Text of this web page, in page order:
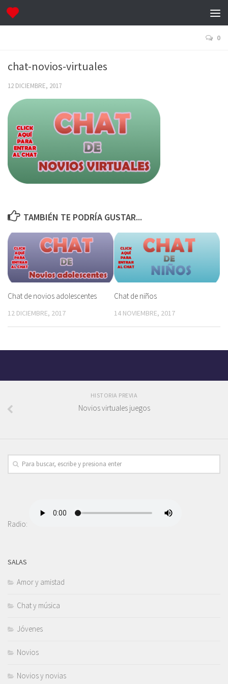
0
chat-novios-virtuales
12 DICIEMBRE, 2017
TAMBIÉN TE PODRÍA GUSTAR...
Chat de novios adolescentes
12 DICIEMBRE, 2017
Chat de niños
14 NOVIEMBRE, 2017
HISTORIA PREVIA
Novios virtuales juegos
Radio:
SALAS
Amor y amistad
Chat y música
Jóvenes
Novios
Novios y novias